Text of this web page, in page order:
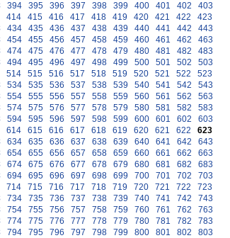
394 395 396 397 398 399 400 401 402
403
414 415 416 417 418 419 420 421 422
423
434 435 436 437 438 439 440 441 442
443
454 455 456 457 458 459 460 461 462
463
474 475 476 477 478 479 480 481 482
483
494 495 496 497 498 499 500 501 502
503
514 515 516 517 518 519 520 521 522
523
534 535 536 537 538 539 540 541 542
543
554 555 556 557 558 559 560 561 562
563
574 575 576 577 578 579 580 581 582
583
594 595 596 597 598 599 600 601 602
603
614 615 616 617 618 619 620 621 622
623
634 635 636 637 638 639 640 641 642
643
654 655 656 657 658 659 660 661 662
663
674 675 676 677 678 679 680 681 682
683
694 695 696 697 698 699 700 701 702
703
714 715 716 717 718 719 720 721 722
723
734 735 736 737 738 739 740 741 742
743
754 755 756 757 758 759 760 761 762
763
774 775 776 777 778 779 780 781 782
783
794 795 796 797 798 799 800 801 802
803